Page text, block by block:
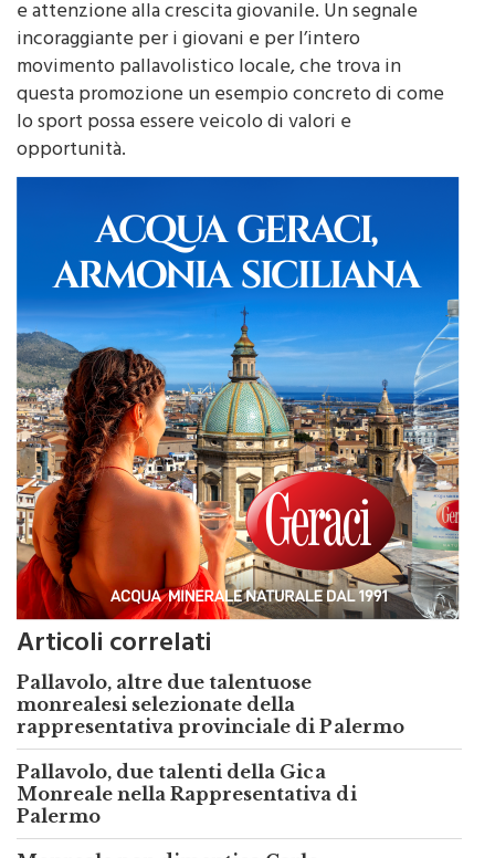
fondato su solidità tecnica, radicamento territoriale
e attenzione alla crescita giovanile. Un segnale
incoraggiante per i giovani e per l’intero
movimento pallavolistico locale, che trova in
questa promozione un esempio concreto di come
lo sport possa essere veicolo di valori e
opportunità.
Articoli correlati
Pallavolo, altre due talentuose
monrealesi selezionate della
rappresentativa provinciale di Palermo
Pallavolo, due talenti della Gica
Monreale nella Rappresentativa di
Palermo